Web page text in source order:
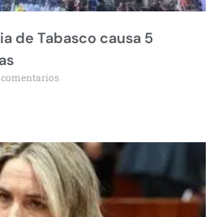
de Tabasco causa 5